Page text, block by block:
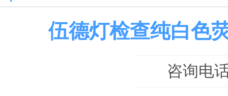
伍德灯检查纯白色
咨询电